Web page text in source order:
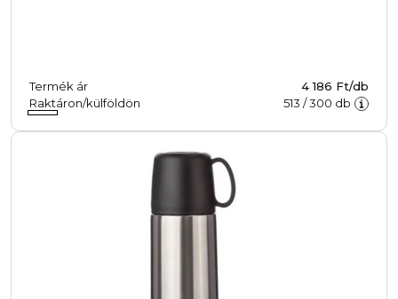
Termék ár
4 186 Ft/db
Raktáron/külföldön
513 /300 db